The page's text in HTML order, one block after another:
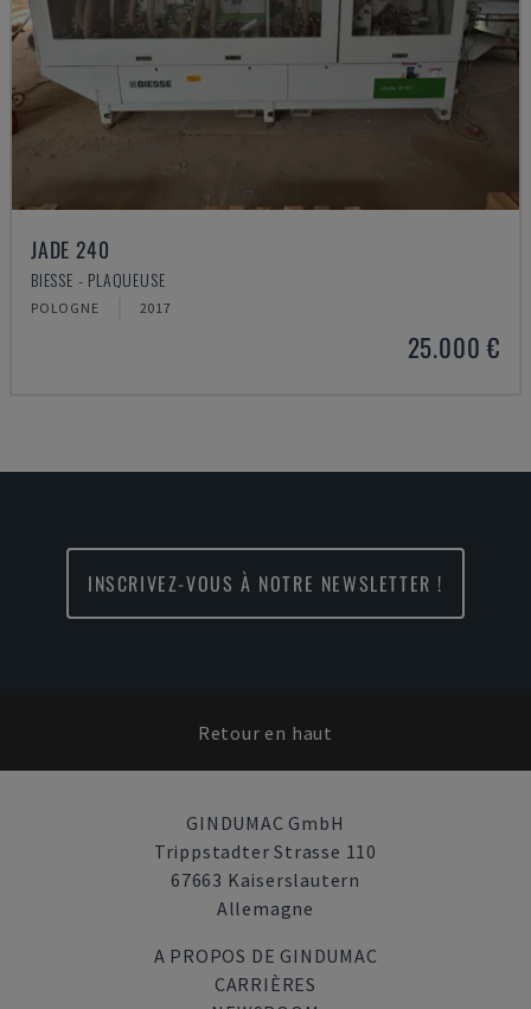
JADE 240
BIESSE - PLAQUEUSE
POLOGNE 2017
25.000 €
INSCRIVEZ-VOUS À NOTRE NEWSLETTER !
Retour en haut
GINDUMAC GmbH
Trippstadter Strasse 110
67663 Kaiserslautern
Allemagne
A PROPOS DE GINDUMAC
CARRIÈRES